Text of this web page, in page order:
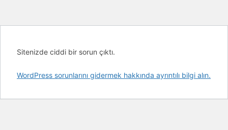
Sitenizde ciddi bir sorun çıktı.
WordPress sorunlarını gidermek hakkında ayrıntılı bilgi alın.